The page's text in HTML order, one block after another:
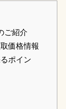
ご紹介
価格情報
ポイン